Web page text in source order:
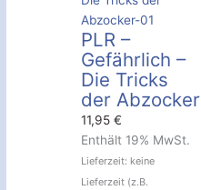
PLR –
Gefährlich –
Die Tricks
der Abzocker
11,95€
Enthält 19% MwSt.
Lieferzeit: keine
Lieferzeit (z.B.